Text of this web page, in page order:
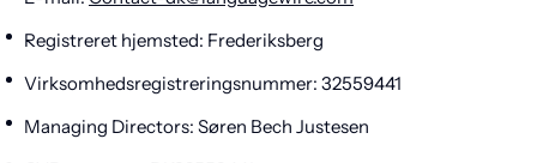
Registreret hjemsted: Frederiksberg
Virksomhedsregistreringsnummer: 32559441
Managing Directors: Søren Bech Justesen